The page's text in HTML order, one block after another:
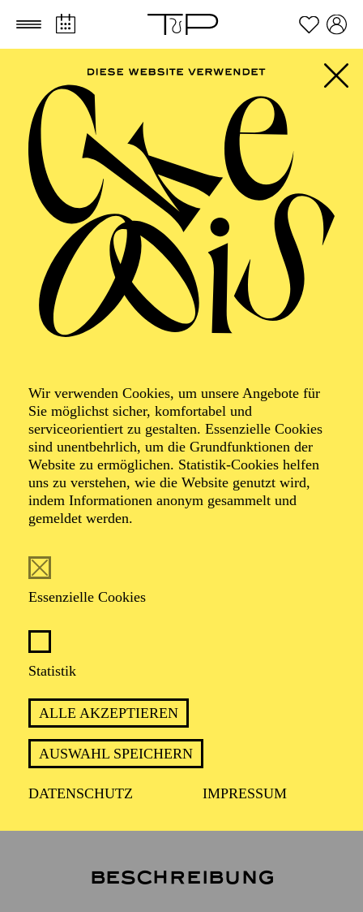
Zum Hauptinhalt springen Zum Footer springen
Wir verwenden Cookies, um unsere Angebote für
Sie möglichst sicher, komfortabel und
serviceorientiert zu gestalten. Essenzielle Cookies
sind unentbehrlich, um die Grundfunktionen der
Website zu ermöglichen. Statistik-Cookies helfen
uns zu verstehen, wie die Website genutzt wird,
indem Informationen anonym gesammelt und
gemeldet werden.
Essenzielle Cookies
Statistik
ALLE AKZEPTIEREN
AUSWAHL SPEICHERN
DATENSCHUTZ IMPRESSUM
SCHAUSPIEL ESSEN
Leonce und Lena
von Georg Büchner
in einer Fassung von Lena Reißner
TERMINE
EINE ARRANGIERTE LIEBE, DIE
20. Februar 2027
Empfohlen ab 14 Jahren
Beschreibung